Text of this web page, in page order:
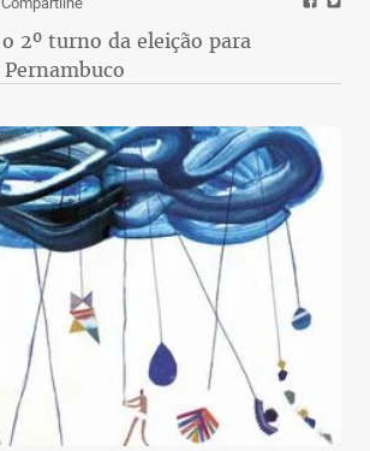
2º turno da eleição para